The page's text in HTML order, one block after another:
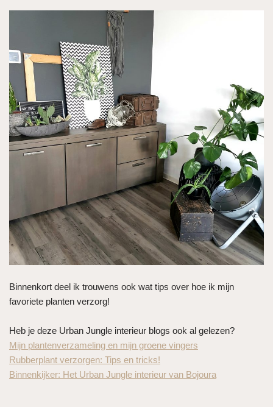
Binnenkort deel ik trouwens ook wat tips over hoe ik mijn
favoriete planten verzorg!
Heb je deze Urban Jungle interieur blogs ook al gelezen?
Mijn plantenverzameling en mijn groene vingers
Rubberplant verzorgen: Tips en tricks!
Binnenkijker: Het Urban Jungle interieur van Bojoura